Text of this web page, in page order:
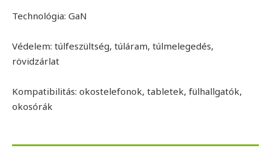
Technológia: GaN
Védelem: túlfeszültség, túláram, túlmelegedés,
rövidzárlat
Kompatibilitás: okostelefonok, tabletek, fülhallgatók,
okosórák